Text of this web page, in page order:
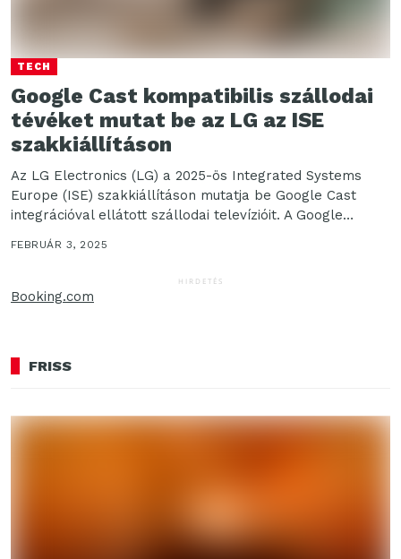
TECH
Google Cast kompatibilis szállodai
tévéket mutat be az LG az ISE
szakkiállításon
Az LG Electronics (LG) a 2025-ös Integrated Systems
Europe (ISE) szakkiállításon mutatja be Google Cast
integrációval ellátott szállodai televízióit. A Google
megoldásával okostelefonról,...
FEBRUÁR 3, 2025
HIRDETÉS
Booking.com
FRISS